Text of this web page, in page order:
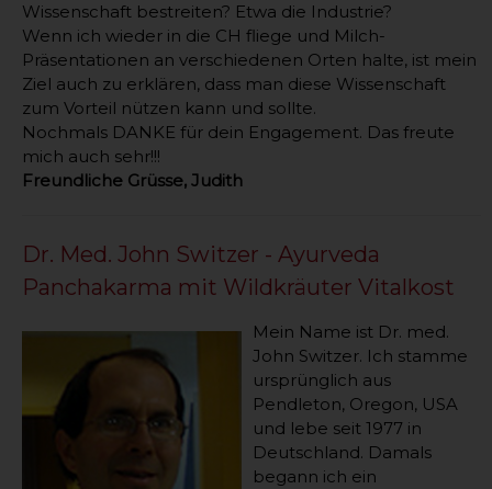
Wissenschaft bestreiten? Etwa die Industrie?
Wenn ich wieder in die CH fliege und Milch-
Präsentationen an verschiedenen Orten halte, ist mein
Ziel auch zu erklären, dass man diese Wissenschaft
zum Vorteil nützen kann und sollte.
Nochmals DANKE für dein Engagement. Das freute
mich auch sehr!!!
Freundliche Grüsse, Judith
Dr. Med. John Switzer - Ayurveda
Panchakarma mit Wildkräuter Vitalkost
Mein Name ist Dr. med.
John Switzer. Ich stamme
ursprünglich aus
Pendleton, Oregon, USA
und lebe seit 1977 in
Deutschland. Damals
begann ich ein